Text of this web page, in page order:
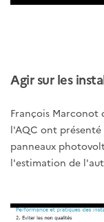
Agir sur les
François Marconot
l'AQC ont
panneaux
l'estimation de